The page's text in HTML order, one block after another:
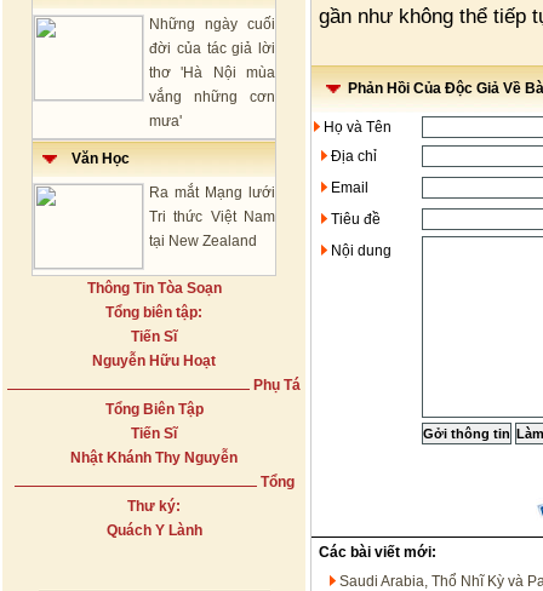
Những ngày cuối
đời của tác giả lời
thơ 'Hà Nội mùa
vắng những cơn
mưa'
Văn Học
Ra mắt Mạng lưới
Tri thức Việt Nam
tại New Zealand
Thông Tin Tòa Soạn
Tổng biên tập:
Tiến Sĩ
Nguyễn Hữu Hoạt
Phụ Tá
Tổng Biên Tập
Tiến Sĩ
Nhật Khánh Thy Nguyễn
Tổng
Thư ký:
Quách Y Lành
gần như không thể tiếp
Phản Hồi Của Độc Giả Về
Họ và Tên
Địa chỉ
Email
Tiêu đề
Nội dung
Các bài viết mới:
Saudi Arabia, Thổ Nhĩ Kỳ và